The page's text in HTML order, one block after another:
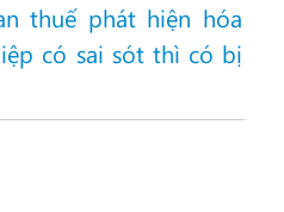
thuế phát hiện hóa
có sai sót thì có bị